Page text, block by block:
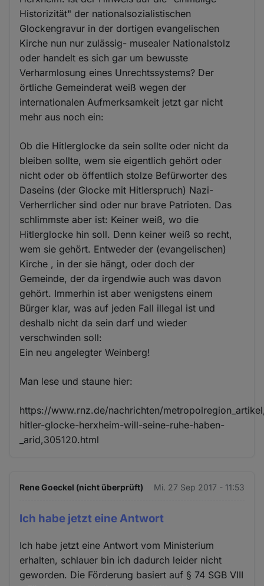
Historizität" der nationalsozialistischen
Glockengravur in der dortigen evangelischen
Kirche nun nur zulässig- musealer Nationalstolz
oder handelt es sich gar um bewusste
Verharmlosung eines Unrechtssystems? Der
örtliche Gemeinderat weiß wegen der
internationalen Aufmerksamkeit jetzt gar nicht
mehr aus noch ein:
Ob die Hitlerglocke da sein sollte oder nicht da
bleiben sollte, wem sie eigentlich gehört oder
nicht oder ob öffentlich stolze Befürworter des
Daseins (der Glocke mit Hitlerspruch) Nazi-
Verherrlicher sind oder nur brave Patrioten. Das
schlimmste aber ist: Keiner weiß, wo die
Hitlerglocke hin soll. Denn keiner weiß so recht,
wem sie gehört. Entweder der (evangelischen)
Kirche , in der sie hängt, oder doch der
Gemeinde, der da irgendwie auch was davon
gehört. Immerhin ist aber wenigstens einem
Bürger klar, was auf jeden Fall illegal ist und
deshalb nicht da sein darf und wieder
verschwinden soll:
Ein neu angelegter Weinberg!
Man lese und staune hier:
https://www.rnz.de/nachrichten/
hitler-glocke-herxheim-will-seine-ruhe-haben-
_arid,305120.html
Rene Goeckel (nicht überprüft) Mi. 27 Sep 2017 - 11:53
Ich habe jetzt eine Antwort
Ich habe jetzt eine Antwort vom Ministerium
erhalten, schlauer bin ich dadurch leider nicht
geworden. Die Förderung basiert auf § 74 SGB VIII
und
Cookies